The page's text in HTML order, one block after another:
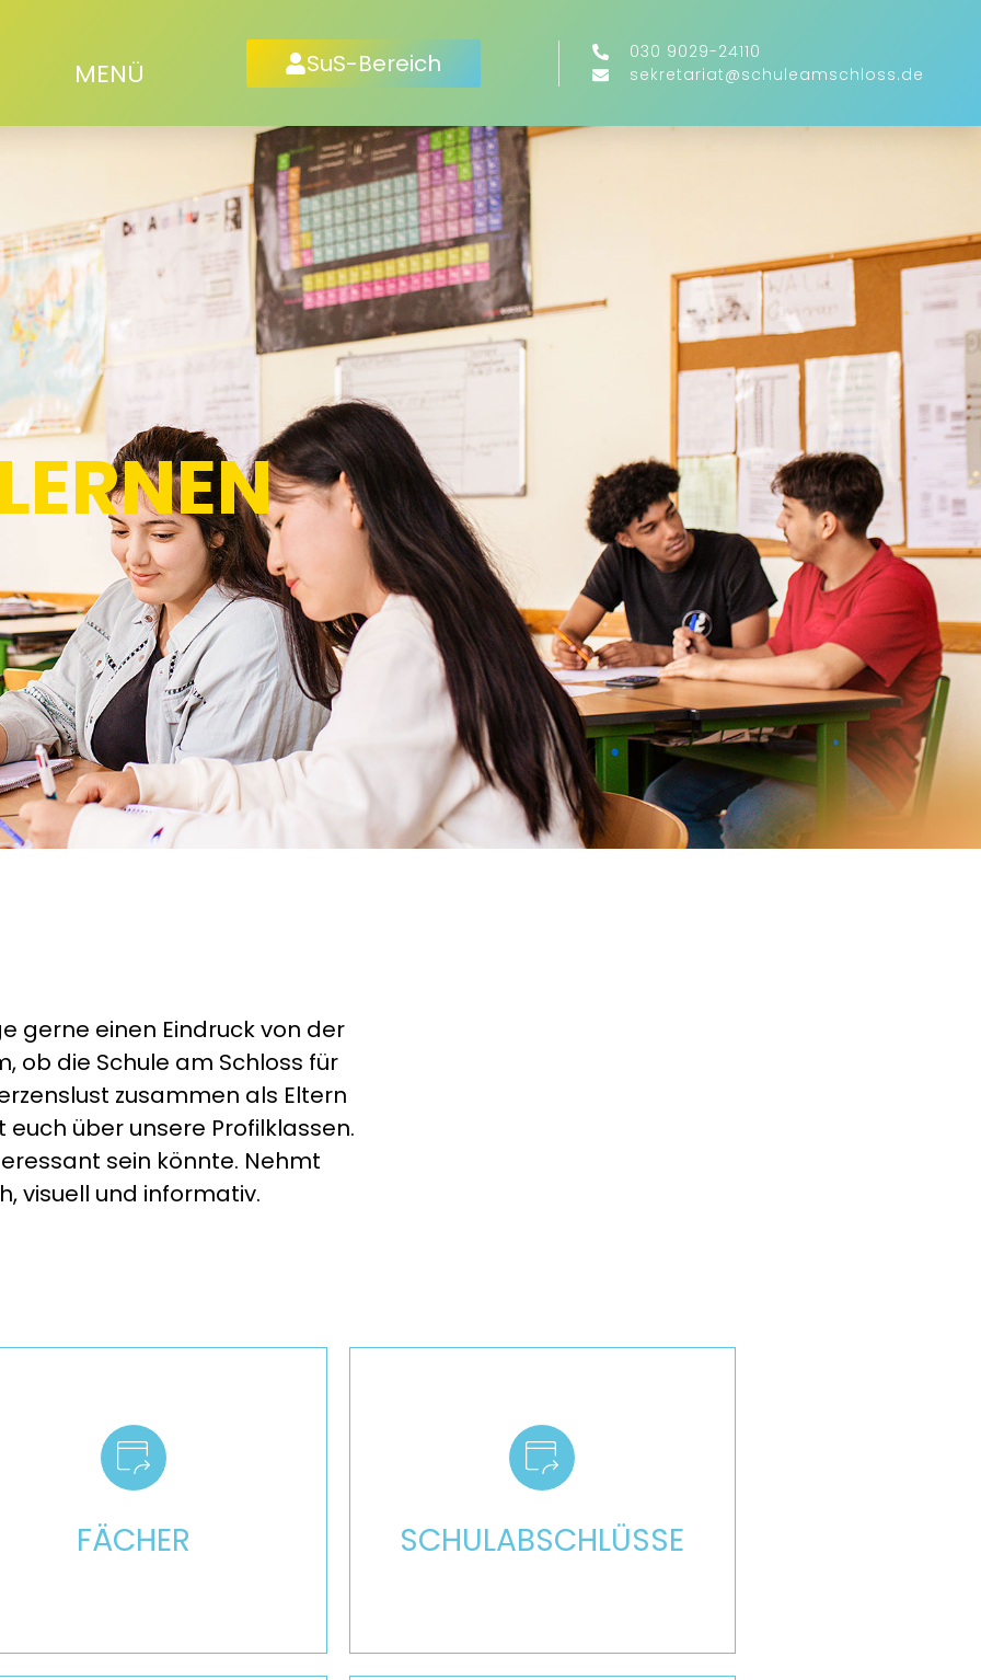
MENÜ SuS-Bereich
030 9029-24110
sekretariat@schuleamschloss.de
gerne einen Eindruck von der
ob die Schule am Schloss für
zusammen als Eltern
über unsere Profilklassen.
sein könnte. Nehmt
visuell und informativ.
FÄCHER
Mehr
SCHULAB­SCHLÜSSE
Mehr